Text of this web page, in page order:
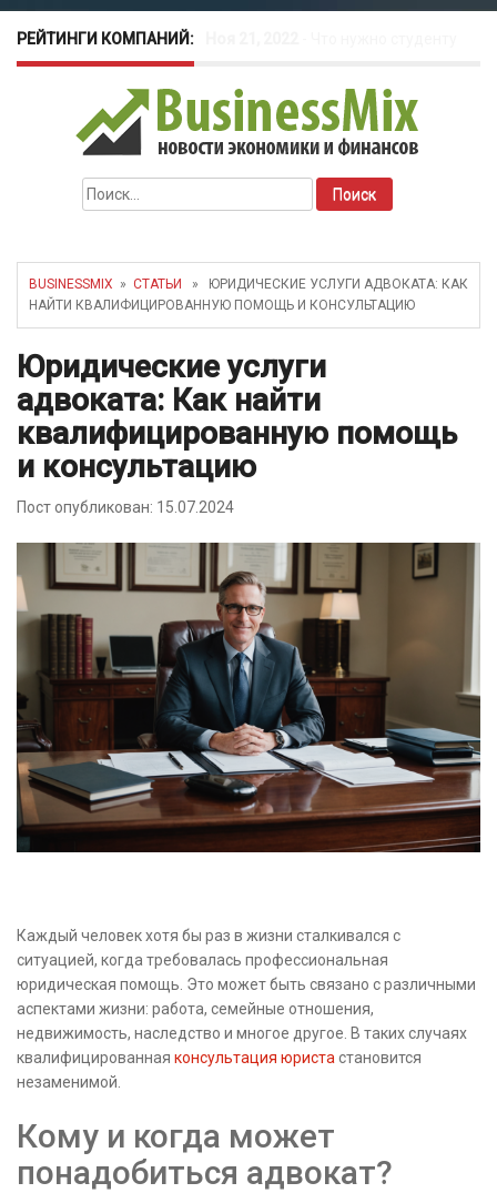
РЕЙТИНГИ КОМПАНИЙ:
amoCRM: лучшие инструменты для
бизнеса
-Курсовые колебания:
как защитить свой бизнес?
Найти:
BUSINESSMIX » СТАТЬИ
» ЮРИДИЧЕСКИЕ УСЛУГИ АДВОКАТА: КАК
НАЙТИ КВАЛИФИЦИРОВАННУЮ ПОМОЩЬ И КОНСУЛЬТАЦИЮ
Юридические услуги
адвоката: Как найти
квалифицированную помощь
и консультацию
Пост опубликован: 15.07.2024
Каждый человек хотя бы раз в жизни сталкивался с
ситуацией, когда требовалась профессиональная
юридическая помощь. Это может быть связано с различными
аспектами жизни: работа, семейные отношения,
недвижимость, наследство и многое другое. В таких случаях
квалифицированная консультация юриста становится
незаменимой.
Кому и когда может
понадобиться адвокат?